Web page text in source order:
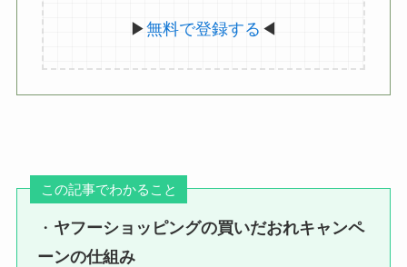
▶無料で登録する ◀
この記事でわかること
・ ヤフーショッピングの買いだおれキャンペ
ーンの仕組み